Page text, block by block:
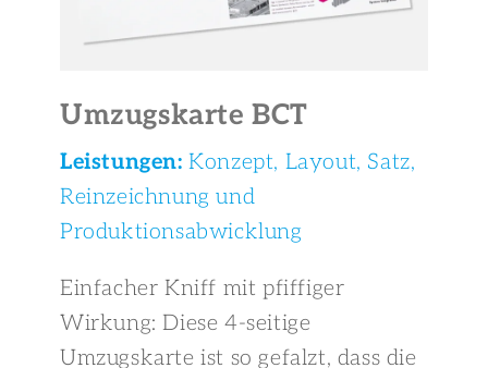
Umzugskarte BCT
Leistungen: Konzept, Layout, Satz,
Reinzeichnung und
Produktionsabwicklung
Einfacher Kniff mit pfiffiger
Wirkung: Diese 4-seitige
Umzugskarte ist so gefalzt, dass die